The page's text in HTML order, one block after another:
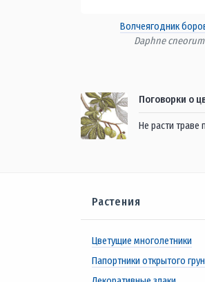
Волчеягодник
Daphne cneorum
Поговорки о
Не расти траве
Растения
Цветущие многолетники
Папортники открытого